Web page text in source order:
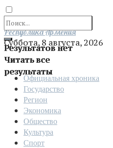
Результатов нет
Читать все
результаты
Отправить
Республика Армения
Суббота, 8 августа, 2026
Официальная хроника
Государство
Регион
Экономика
Общество
Культура
Спорт